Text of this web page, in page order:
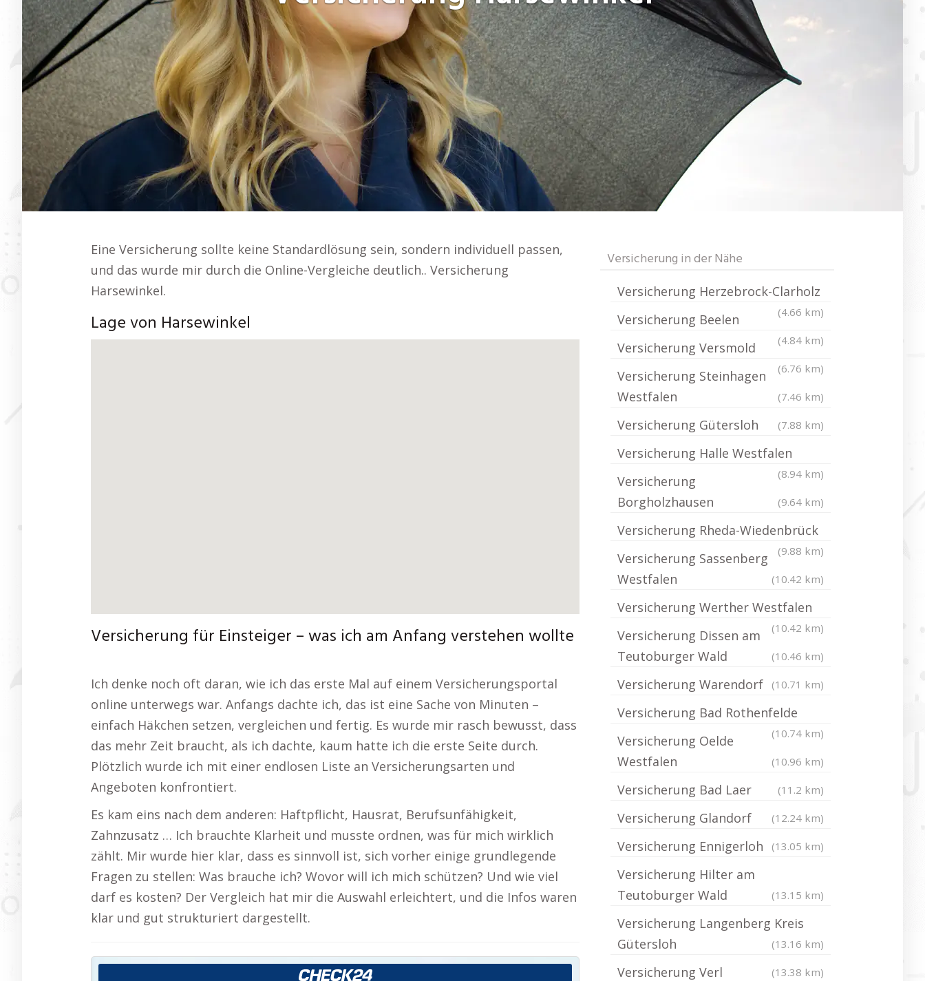
Eine Versicherung sollte keine Standardlösung sein, sondern individuell passen,
und das wurde mir durch die Online-Vergleiche deutlich.. Versicherung
Harsewinkel.
Lage von Harsewinkel
Versicherung für Einsteiger – was ich am Anfang verstehen wollte
Ich denke noch oft daran, wie ich das erste Mal auf einem Versicherungsportal
online unterwegs war. Anfangs dachte ich, das ist eine Sache von Minuten –
einfach Häkchen setzen, vergleichen und fertig. Es wurde mir rasch bewusst, dass
das mehr Zeit braucht, als ich dachte, kaum hatte ich die erste Seite durch.
Plötzlich wurde ich mit einer endlosen Liste an Versicherungsarten und
Angeboten konfrontiert.
Es kam eins nach dem anderen: Haftpflicht, Hausrat, Berufsunfähigkeit,
Zahnzusatz … Ich brauchte Klarheit und musste ordnen, was für mich wirklich
zählt. Mir wurde hier klar, dass es sinnvoll ist, sich vorher einige grundlegende
Fragen zu stellen: Was brauche ich? Wovor will ich mich schützen? Und wie viel
darf es kosten? Der Vergleich hat mir die Auswahl erleichtert, und die Infos waren
klar und gut strukturiert dargestellt.
Versicherung in der Nähe
Versicherung Herzebrock-Clarholz
(4.66 km)
Versicherung Beelen
(4.84 km)
Versicherung Versmold
(6.76 km)
Versicherung Steinhagen
Westfalen
(7.46 km)
Versicherung Gütersloh (7.88 km)
Versicherung Halle Westfalen
(8.94 km)
Versicherung
Borgholzhausen
(9.64 km)
Versicherung Rheda-Wiedenbrück
(9.88 km)
Versicherung Sassenberg
Westfalen
(10.42 km)
Versicherung Werther Westfalen
(10.42 km)
Versicherung Dissen am
Teutoburger Wald
(10.46 km)
Versicherung Warendorf (10.71 km)
Versicherung Bad Rothenfelde
(10.74 km)
Versicherung Oelde
Westfalen
(10.96 km)
Versicherung Bad Laer (11.2 km)
Versicherung Glandorf (12.24 km)
Versicherung Ennigerloh (13.05 km)
Versicherung Hilter am
Teutoburger Wald
(13.15 km)
Versicherung Langenberg Kreis
Gütersloh
(13.16 km)
Versicherung Verl (13.38 km)